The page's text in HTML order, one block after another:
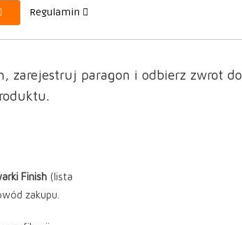
Regulamin
zarejestruj paragon i odbierz zwrot do
Finish (lista
zakupu.